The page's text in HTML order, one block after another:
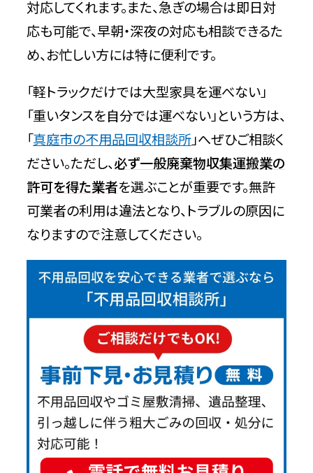
対応してくれます。また、急ぎの場合は即日対
応も可能で、早朝・深夜の対応も相談できるた
め、お忙しい方には特に便利です。
「軽トラックだけでは大型家具を運べない」
「重いタンスを自分では運べない」という方は、
「真庭市の不用品回収相談所」へぜひご相談く
ださい。ただし、必ず一般廃棄物収集運搬業の
許可を得た業者を選ぶことが重要です。無許
可業者の利用は違法となり、トラブルの原因に
なりますので注意してください。